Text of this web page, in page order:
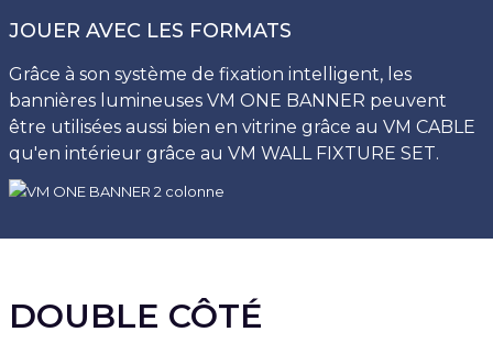
JOUER AVEC LES FORMATS
Grâce à son système de fixation intelligent, les
bannières lumineuses VM ONE BANNER peuvent
être utilisées aussi bien en vitrine grâce au VM CABLE
qu'en intérieur grâce au VM WALL FIXTURE SET.
DOUBLE CÔTÉ